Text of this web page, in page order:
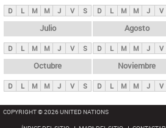
i
p
a
l
s
D L M M J V S D L M M J V
Julio
D L M M J V S
Agosto
D L M M J V
Octubre
D L M M J V S
Noviembre
D L M M J V
COPYRIGHT © 2026 UNITED NATIONS